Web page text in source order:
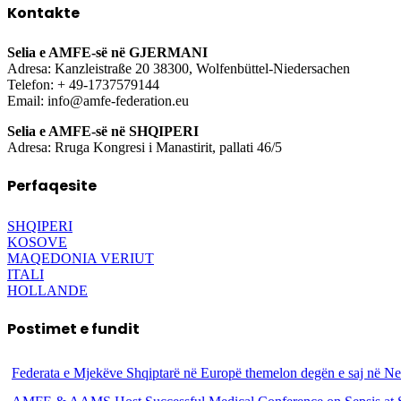
Kontakte
Selia e AMFE-së në GJERMANI
Adresa: Kanzleistraße 20 38300, Wolfenbüttel-Niedersachen
Telefon: + 49-1737579144
Email: info@amfe-federation.eu
Selia e AMFE-së në SHQIPERI
Adresa: Rruga Kongresi i Manastirit, pallati 46/5
Perfaqesite
SHQIPERI
KOSOVE
MAQEDONIA VERIUT
ITALI
HOLLANDE
Postimet e fundit
Federata e Mjekëve Shqiptarë në Europë themelon degën e saj në